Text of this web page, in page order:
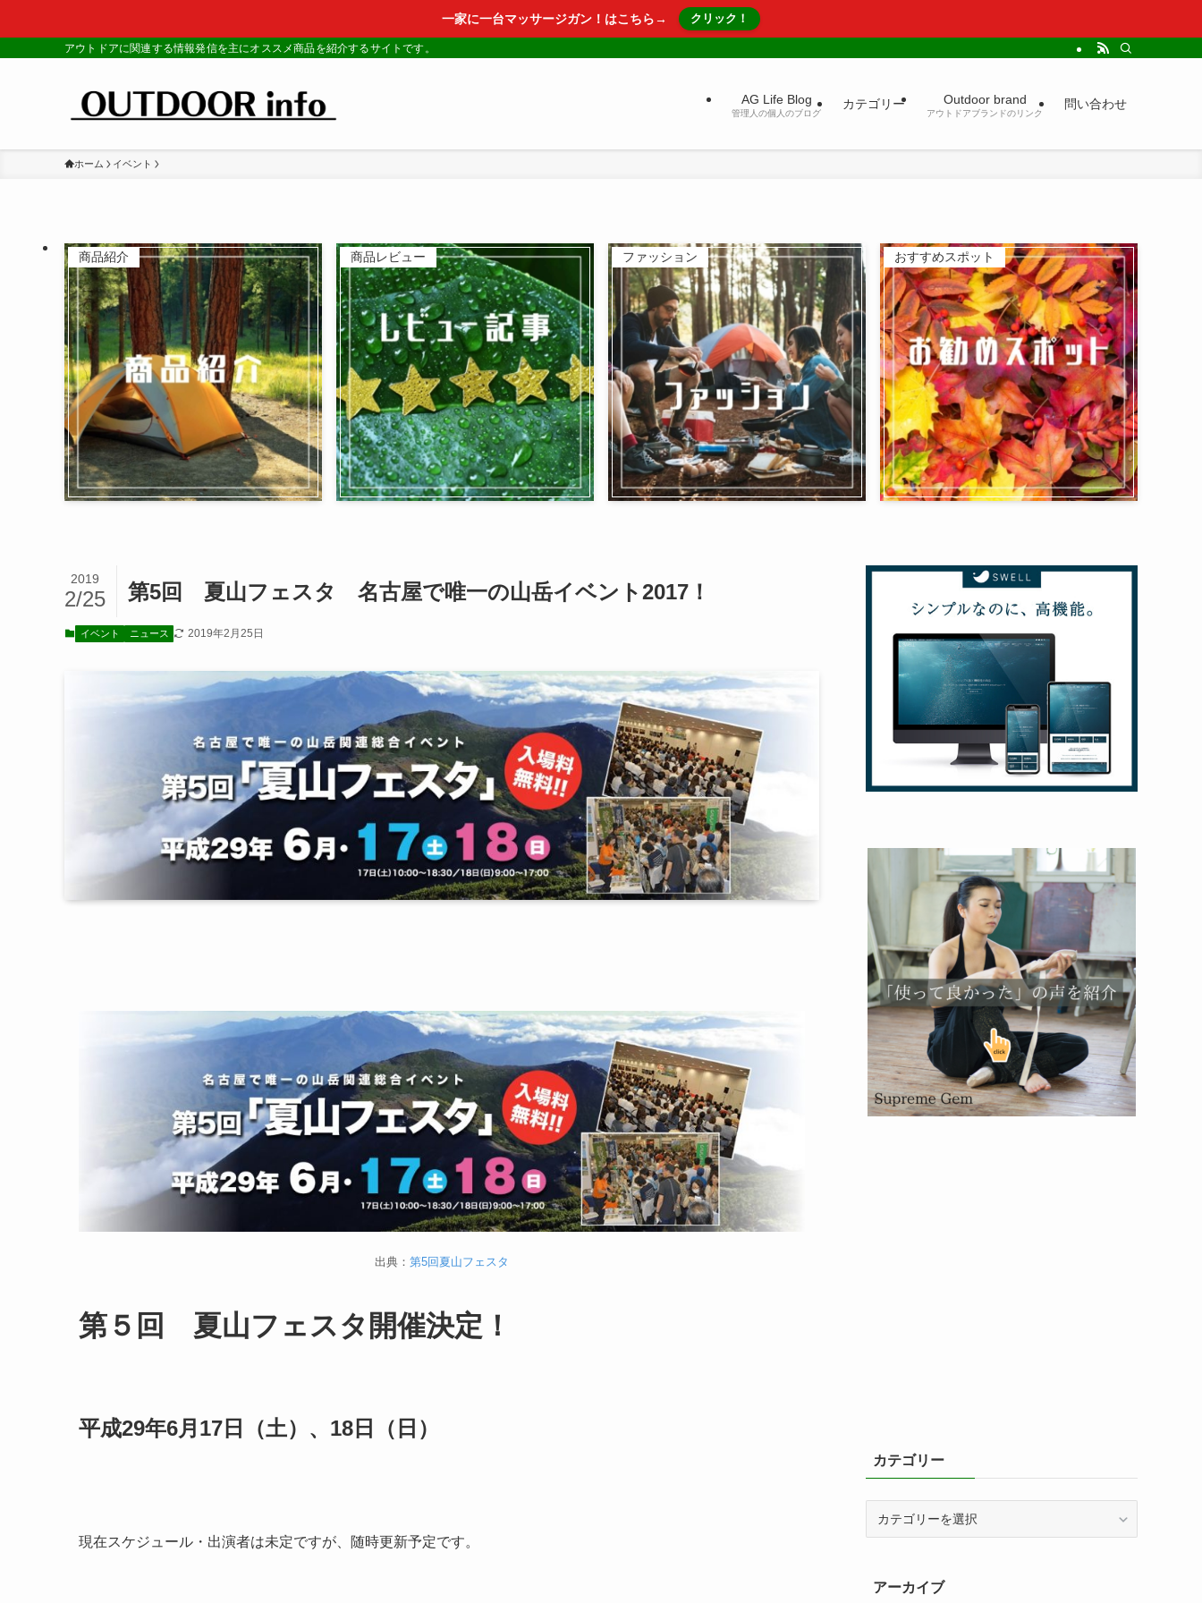
一家に一台マッサージガン！はこちら→ クリック！
アウトドアに関連する情報発信を主にオススメ商品を紹介するサイトです。
AG Life Blog
管理人の個人のブログ
カテゴリー Outdoor brand
アウトドアブランドのリンク
問い合わせ
ホーム イベント
商品紹介 商品レビュー ファッション おすすめスポット
第5回 夏山フェスタ 名古屋で唯一の山岳イベント2017！
2019
2/25
イベント ニュース 2019年2月25日
出典： 第5回夏山フェスタ
第５回 夏山フェスタ開催決定！
平成29年6月17日（土）、18日（日）
現在スケジュール・出演者は未定ですが、随時更新予定です。
カテゴリー
ーアーカイブ